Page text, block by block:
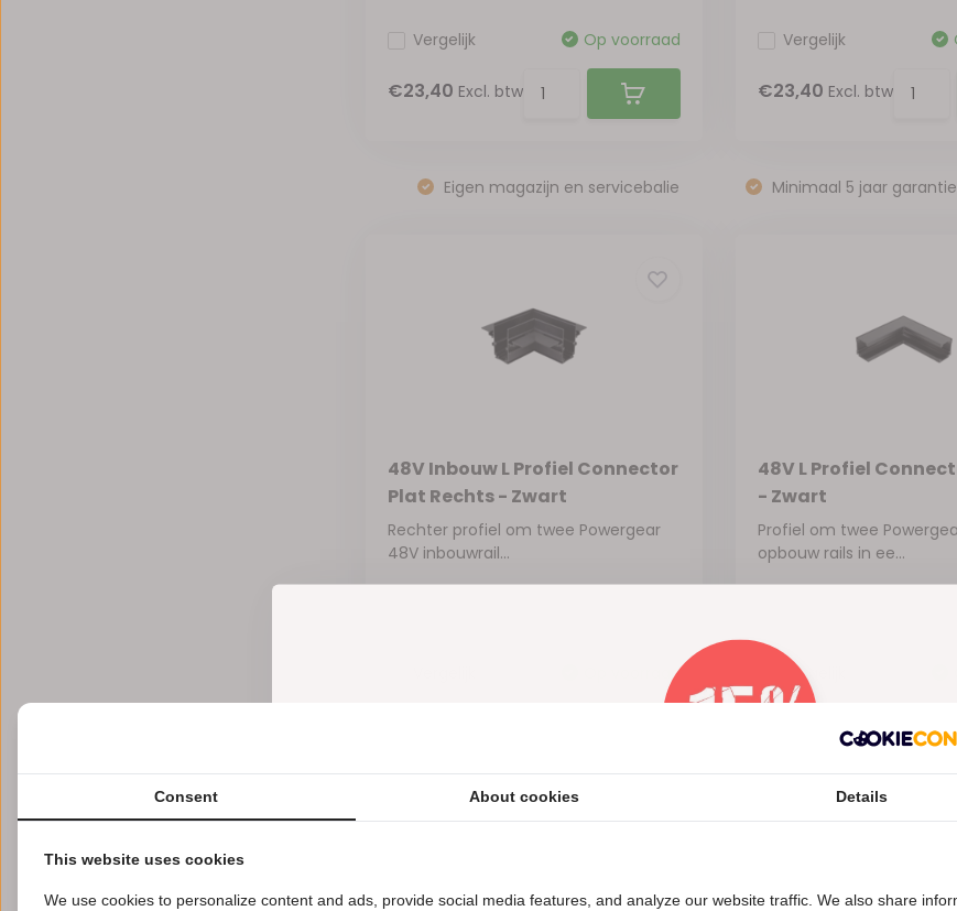
Vergelijk Op voorraad
€23,40 Excl. btw
Vergelijk
€23,40 Excl. btw
Eigen magazijn en servicebalie Minimaal 5 jaar garantie
48V Inbouw L Profiel Connector
Plat Rechts - Zwart
Rechter profiel om twee Powergear
48V inbouwrail...
Op voorraad
48V L Profiel
- Zwart
Profiel om twee
opbouw rails in ee...
Vergelijk
Excl. btw
LED 48V inbouw rails bieden een moderne en efficiënte oplossing voor
Dankzij het lage voltage van 48V zijn deze rails veilig in gebruik en
15korting
Consent About cookies Details
This website uses cookies
We use cookies to personalize content and ads, provide social media features, and analyze our website traffic. We also share